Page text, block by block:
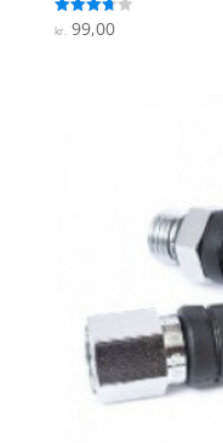
Vurderet
3.7
kr.99,00